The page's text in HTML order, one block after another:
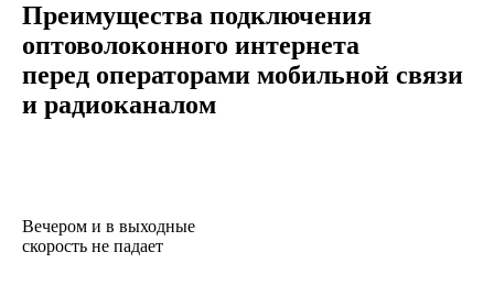
Преимущества подключения
оптоволоконного интернета
перед операторами мобильной связи
и радиоканалом
Вечером и в выходные
скорость не падает